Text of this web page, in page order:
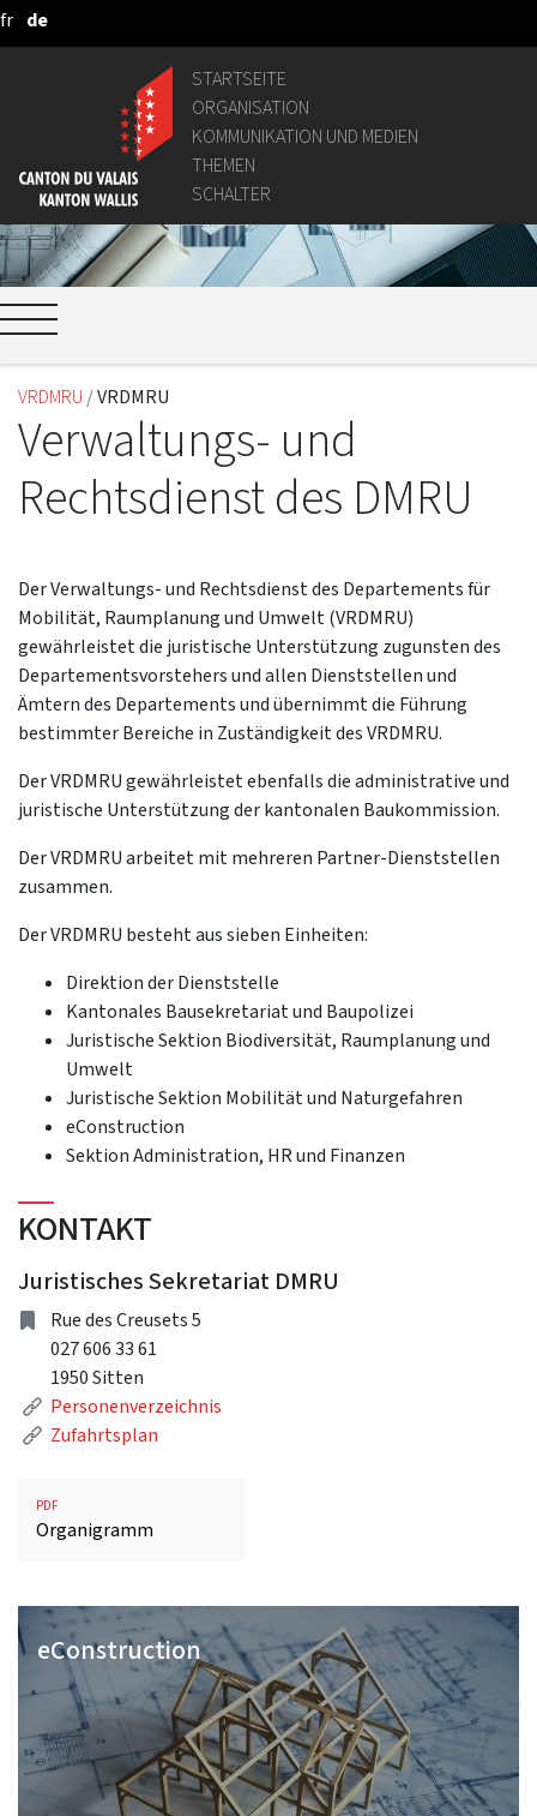
Zum Hauptinhalt springen
fr de
STARTSEITE
ORGANISATION
KOMMUNIKATION UND MEDIEN
THEMEN
SCHALTER
VRDMRU VRDMRU
Verwaltungs- und
Rechtsdienst des DMRU
Der Verwaltungs- und Rechtsdienst des Departements für
Mobilität, Raumplanung und Umwelt (VRDMRU)
gewährleistet die juristische Unterstützung zugunsten des
Departementsvorstehers und allen Dienststellen und
Ämtern des Departements und übernimmt die Führung
bestimmter Bereiche in Zuständigkeit des VRDMRU.
Der VRDMRU gewährleistet ebenfalls die administrative und
juristische Unterstützung der kantonalen Baukommission.
Der VRDMRU arbeitet mit mehreren Partner-Dienststellen
zusammen.
Der VRDMRU besteht aus sieben Einheiten:
Direktion der Dienststelle
Kantonales Bausekretariat und Baupolizei
Juristische Sektion Biodiversität, Raumplanung und
Umwelt
Juristische Sektion Mobilität und Naturgefahren
eConstruction
Sektion Administration, HR und Finanzen
KONTAKT
Juristisches Sekretariat DMRU
Adresse
Rue des Creusets 5
027 606 33 61
1950 Sitten
Link
Personenverzeichnis
Link
Zufahrtsplan
PDF
Organigramm
eConstruction